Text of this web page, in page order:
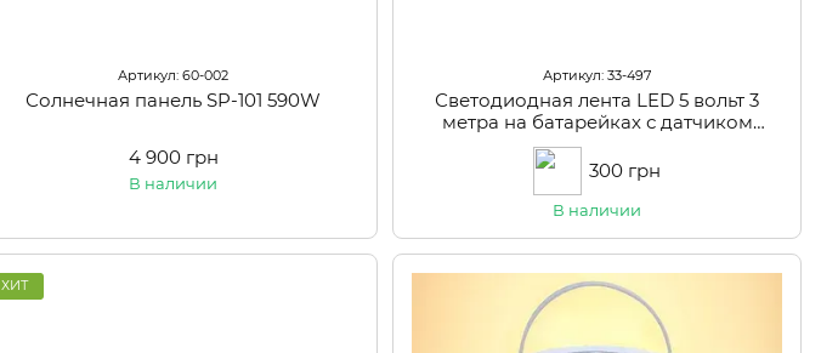
Артикул: 60-002
Солнечная панель SP-101 590W
4 900 грн
В наличии
Артикул: 33-497
Светодиодная лента LED 5 вольт 3
метра на батарейках с датчиком
движения, SMD 2835 нейтральный
свет
300 грн
В наличии
ХИТ